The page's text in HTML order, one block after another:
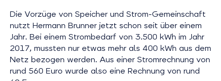
Die Vorzüge von Speicher und Strom-Gemeinschaft
nutzt Hermann Brunner jetzt schon seit über einem
Jahr. Bei einem Strombedarf von 3.500 kWh im Jahr
2017, mussten nur etwas mehr als 400 kWh aus dem
Netz bezogen werden. Aus einer Stromrechnung von
rund 560 Euro wurde also eine Rechnung von rund